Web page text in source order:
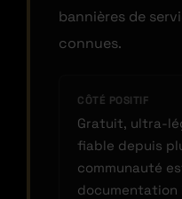
bannières de
connues.
CÔTÉ POSITIF
Gratuit, ultra-
fiable depuis
communauté
documentation